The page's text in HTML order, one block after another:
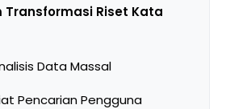
Transformasi Riset Kata
Data Massal
Pencarian Pengguna